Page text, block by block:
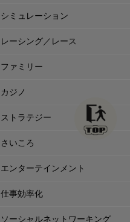
シミュレーション
レーシング／レース
ファミリー
カジノ
ストラテジー
さいころ
エンターテインメント
仕事効率化
ソーシャルネットワーキング